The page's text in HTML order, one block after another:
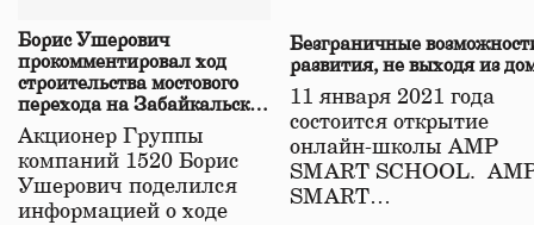
Борис Ушерович
прокомментировал ход
строительства мостового
перехода на Забайкальской
железной дороге
Акционер Группы
компаний 1520 Борис
Ушерович поделился
информацией о ходе
Безграничные
развития, не выходя из
11 января 2021 года
состоится открытие
онлайн-школы АМР
SMART SCHOOL.
SMART…